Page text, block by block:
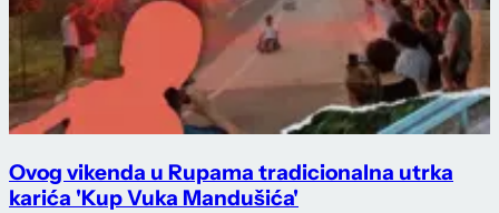
Ovog vikenda u Rupama tradicionalna utrka
karića 'Kup Vuka Mandušića'